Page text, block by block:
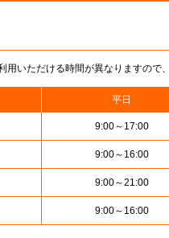
いただける時間が異なりますので
平日
9:00～17:00
9:00～16:00
9:00～21:00
9:00～16:00